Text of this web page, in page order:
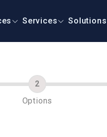
Services Solutions
Options